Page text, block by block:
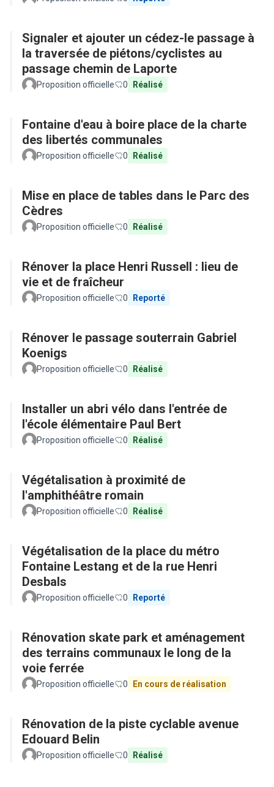
Signaler et ajouter un cédez-le passage à
la traversée de piétons/cyclistes au
passage chemin de Laporte
Proposition officielle 0 Réalisé
Fontaine d'eau à boire place de la charte
des libertés communales
Proposition officielle 0 Réalisé
Mise en place de tables dans le Parc des
Cèdres
Proposition officielle 0 Réalisé
Rénover la place Henri Russell : lieu de
vie et de fraîcheur
Proposition officielle 0 Reporté
Rénover le passage souterrain Gabriel
Koenigs
Proposition officielle 0 Réalisé
Installer un abri vélo dans l'entrée de
l'école élémentaire Paul Bert
Proposition officielle 0 Réalisé
Végétalisation à proximité de
l'amphithéâtre romain
Proposition officielle 0 Réalisé
Végétalisation de la place du métro
Fontaine Lestang et de la rue Henri
Desbals
Proposition officielle 0 Reporté
Rénovation skate park et aménagement
des terrains communaux le long de la
voie ferrée
Proposition officielle 0 En cours de réalisation
Rénovation de la piste cyclable avenue
Edouard Belin
Proposition officielle 0 Réalisé